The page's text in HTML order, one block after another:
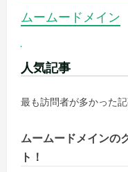
ムームードメイン
人気記事
最も訪問者が多かった
ムームードメインの
ト！